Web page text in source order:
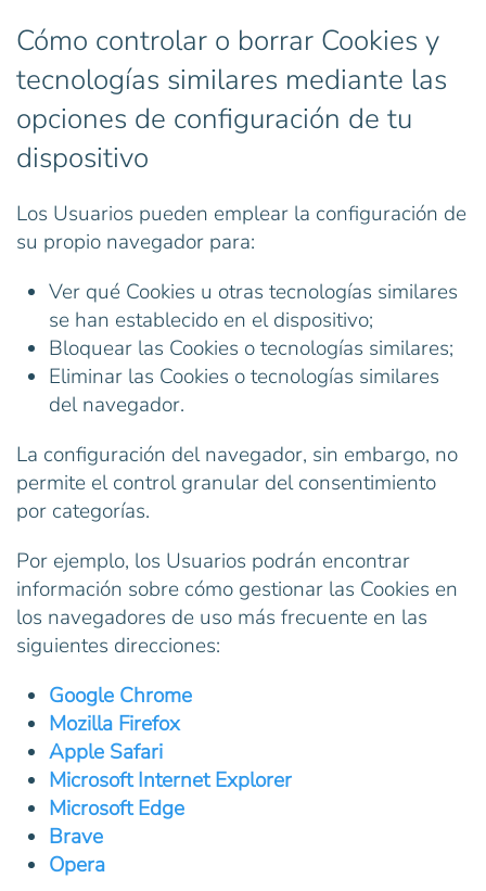
Cómo controlar o borrar Cookies y
tecnologías similares mediante las
opciones de configuración de tu
dispositivo
Los Usuarios pueden emplear la configuración de
su propio navegador para:
Ver qué Cookies u otras tecnologías similares
se han establecido en el dispositivo;
Bloquear las Cookies o tecnologías similares;
Eliminar las Cookies o tecnologías similares
del navegador.
La configuración del navegador, sin embargo, no
permite el control granular del consentimiento
por categorías.
Por ejemplo, los Usuarios podrán encontrar
información sobre cómo gestionar las Cookies en
los navegadores de uso más frecuente en las
siguientes direcciones:
Google Chrome
Mozilla Firefox
Apple Safari
Microsoft Internet Explorer
Microsoft Edge
Brave
Opera